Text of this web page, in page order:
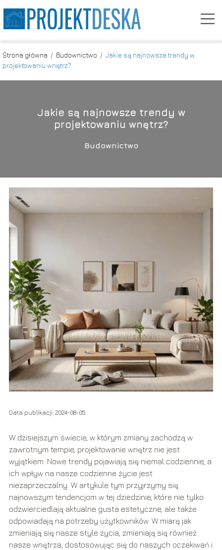
Strona główna / Budownictwo / Jakie są najnowsze trendy w
projektowaniu wnętrz?
Jakie są najnowsze trendy w
projektowaniu wnętrz?
Budownictwo
Data publikacji: 2024-08-05
W dzisiejszym świecie, w którym zmiany zachodzą w
zawrotnym tempie, projektowanie wnętrz nie jest
wyjątkiem. Nowe trendy pojawiają się niemal codziennie, a
ich wpływ na nasze codzienne życie jest
niezaprzeczalny. W artykule tym przyjrzymy się
najnowszym tendencjom w tej dziedzinie, które nie tylko
odzwierciedlają aktualne gusta estetyczne, ale także
odpowiadają na potrzeby użytkowników. W miarę jak
zmieniają się nasze style życia, zmieniają się również
nasze wnętrza, dostosowując się do naszych oczekiwań i